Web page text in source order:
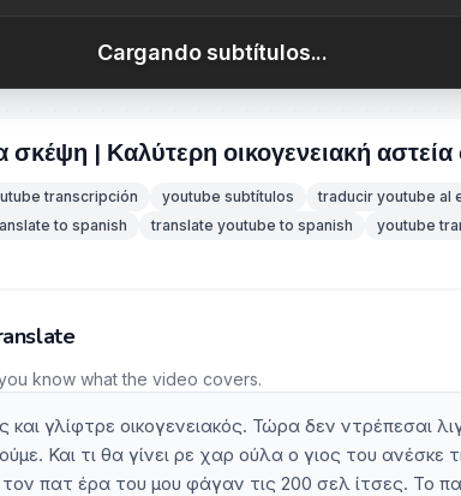
Cargando subtítulos...
| Καλύτερη οικογενειακή
transcripción youtube subtítulos
traducir youtube al
to spanish translate youtube to spanish
youtube
know what the video covers.
και γλίφτρε οικογενειακός. Τώρα δεν ντρέπεσαι
Και τι θα γίνει ρε χαρ ούλα ο γιος του
πατ έρα του μου φάγαν τις 200 σελ ίτσες. Το